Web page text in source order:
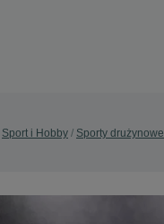
Sport i Hobby Sporty drużynowe